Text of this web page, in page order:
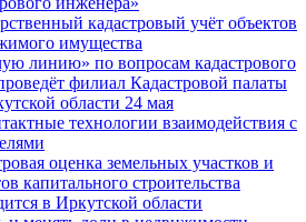
кадастровый учёт объектов
имущества
линию» по вопросам кадастрового
филиал Кадастровой палаты
области 24 мая
технологии взаимодействия с
оценка земельных участков и
капитального строительства
в Иркутской области